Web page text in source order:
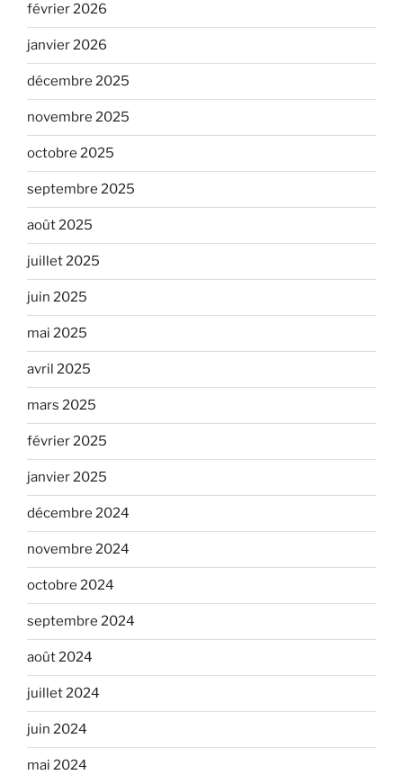
février 2026
janvier 2026
décembre 2025
novembre 2025
octobre 2025
septembre 2025
août 2025
juillet 2025
juin 2025
mai 2025
avril 2025
mars 2025
février 2025
janvier 2025
décembre 2024
novembre 2024
octobre 2024
septembre 2024
août 2024
juillet 2024
juin 2024
mai 2024